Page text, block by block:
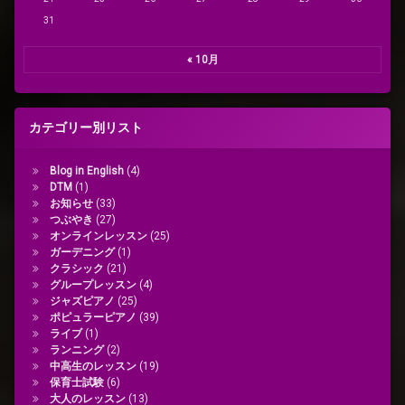
31
« 10月
カテゴリー別リスト
Blog in English(4)
DTM(1)
お知らせ(33)
つぶやき (27)
オンラインレッスン(25)
ガーデニング(1)
クラシック (21)
グループレッスン(4)
ジャズピアノ (25)
ポピュラーピアノ (39)
ライブ(1)
ランニング(2)
中高生のレッスン(19)
保育士試験(6)
大人のレッスン(13)